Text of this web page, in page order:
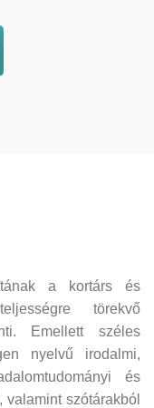
a kortárs és
törekvő
Emellett széles
nyelvű irodalmi,
és
szótárakból